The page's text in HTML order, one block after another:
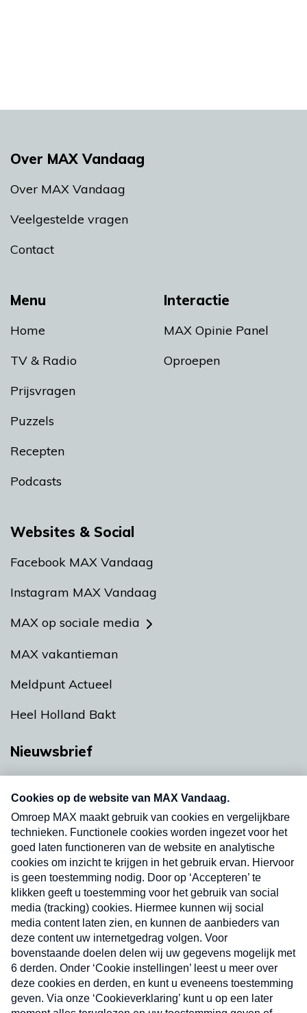
Menu
Home
TV & Radio
Prijsvragen
Puzzels
Recepten
Podcasts
Interactie
MAX Opinie Panel
Oproepen
Over MAX Vandaag
Over MAX Vandaag
Veelgestelde vragen
Contact
Websites & Social
Facebook MAX Vandaag
Instagram MAX Vandaag
MAX op sociale media
MAX vakantieman
Meldpunt Actueel
Heel Holland Bakt
Nieuwsbrief
nieuwsbrief. Elke vrijdag- en dinsdagochtend in
uw mailbox.
Verzend
Nieuwsbrief
Neem hier een gratis abonnement op onze